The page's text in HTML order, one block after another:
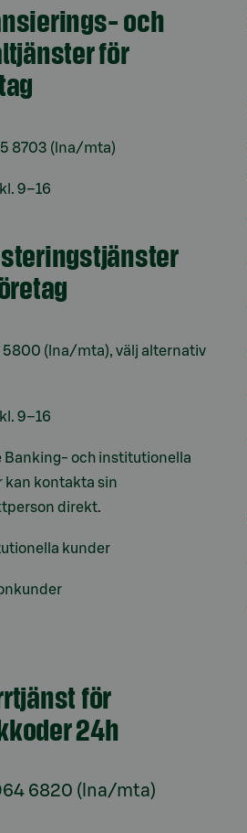
och
för
8703 (lna/mta)
9–16
5800 (lna/mta), välj alternativ
9–16
Banking- och institutionella
kan kontakta sin
direkt.
kunder
för
24h
6820 (lna/mta)